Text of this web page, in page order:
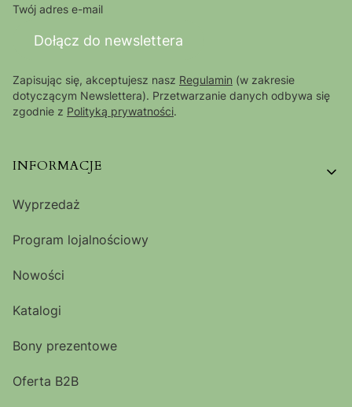
Twój adres e-mail
Dołącz do newslettera
Zapisując się, akceptujesz nasz Regulamin (w zakresie
dotyczącym Newslettera). Przetwarzanie danych odbywa się
zgodnie z Polityką prywatności.
Linki w stopce
INFORMACJE
Wyprzedaż
Program lojalnościowy
Nowości
Katalogi
Bony prezentowe
Oferta B2B